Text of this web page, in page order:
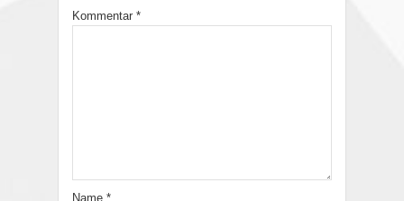
Kommentar *
Name *